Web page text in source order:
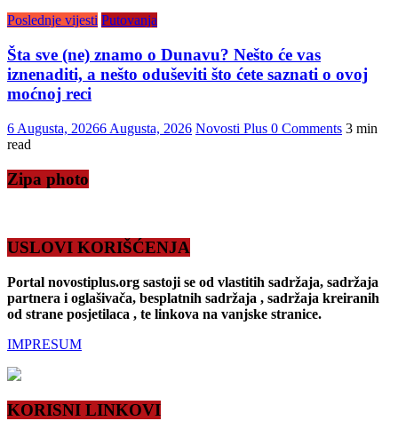
Poslednje vijesti Putovanja
Šta sve (ne) znamo o Dunavu? Nešto će vas
iznenaditi, a nešto oduševiti što ćete saznati o ovoj
moćnoj reci
6 Augusta, 20266 Augusta, 2026 Novosti Plus 0 Comments 3 min
read
Zipa photo
USLOVI KORIŠĆENJA
Portal novostiplus.org sastoji se od vlastitih sadržaja, sadržaja
partnera i oglašivača, besplatnih sadržaja , sadržaja kreiranih
od strane posjetilaca , te linkova na vanjske stranice.
IMPRESUM
KORISNI LINKOVI